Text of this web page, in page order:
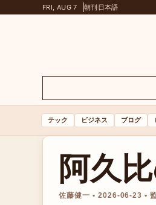
FRI, AUG 7 朝刊 日本語
テック ビジネス ブログ
阿久
佐藤健一 • 2026-06-23 •